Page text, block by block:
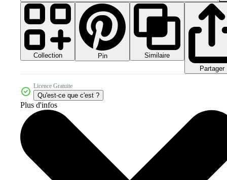
Collection Pin
Similaire
Partager
Licence Gratuite
Qu'est-ce que c'est ?
Plus d'infos